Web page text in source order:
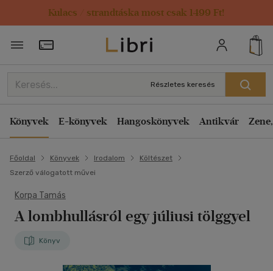
Kulacs / strandtáska most csak 1499 Ft!
Törzsvásárlói Kártya adatai
Részletes keresés
Könyvek E-könyvek Hangoskönyvek Antikvár
Főoldal Könyvek Irodalom
Költészet
Szerző válogatott művei
Korpa Tamás
A lombhullásról egy júliusi tölggyel
Könyv